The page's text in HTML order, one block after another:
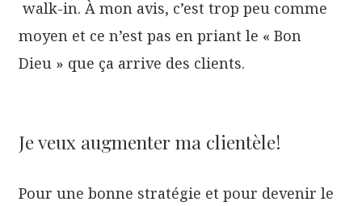
walk-in. À mon avis, c’est trop peu comme
moyen et ce n’est pas en priant le « Bon
Dieu » que ça arrive des clients.
Je veux augmenter ma clientèle!
Pour une bonne stratégie et pour devenir le